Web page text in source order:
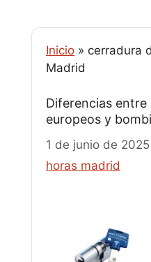
Inicio » cerradura
Madrid
Diferencias entre
europeos y
1 de junio de 2025
horas madrid